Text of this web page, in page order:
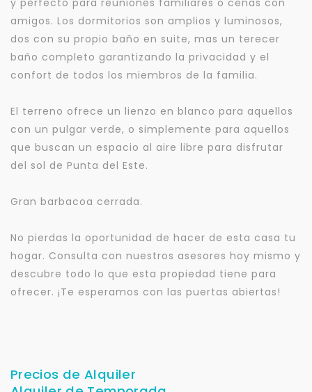
amigos. Los dormitorios son amplios y luminosos,
dos con su propio baño en suite, mas un terecer
baño completo garantizando la privacidad y el
confort de todos los miembros de la familia.
El terreno ofrece un lienzo en blanco para aquellos
con un pulgar verde, o simplemente para aquellos
que buscan un espacio al aire libre para disfrutar
del sol de Punta del Este.
Gran barbacoa cerrada.
No pierdas la oportunidad de hacer de esta casa tu
hogar. Consulta con nuestros asesores hoy mismo y
descubre todo lo que esta propiedad tiene para
ofrecer. ¡Te esperamos con las puertas abiertas!
Precios de Alquiler